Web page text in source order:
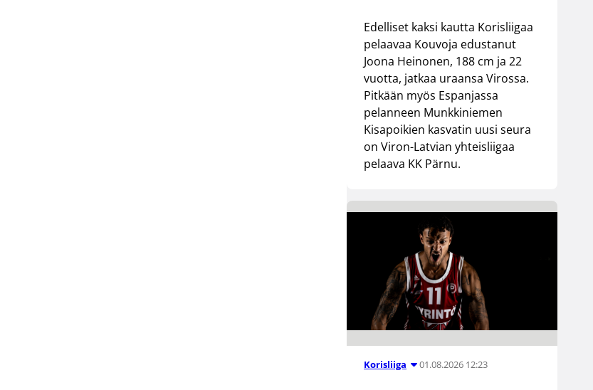
Edelliset kaksi kautta Korisliigaa
pelaavaa Kouvoja edustanut
Joona Heinonen, 188 cm ja 22
vuotta, jatkaa uraansa Virossa.
Pitkään myös Espanjassa
pelanneen Munkkiniemen
Kisapoikien kasvatin uusi seura
on Viron-Latvian yhteisliigaa
pelaava KK Pärnu.
Korisliiga 01.08.2026 12:23